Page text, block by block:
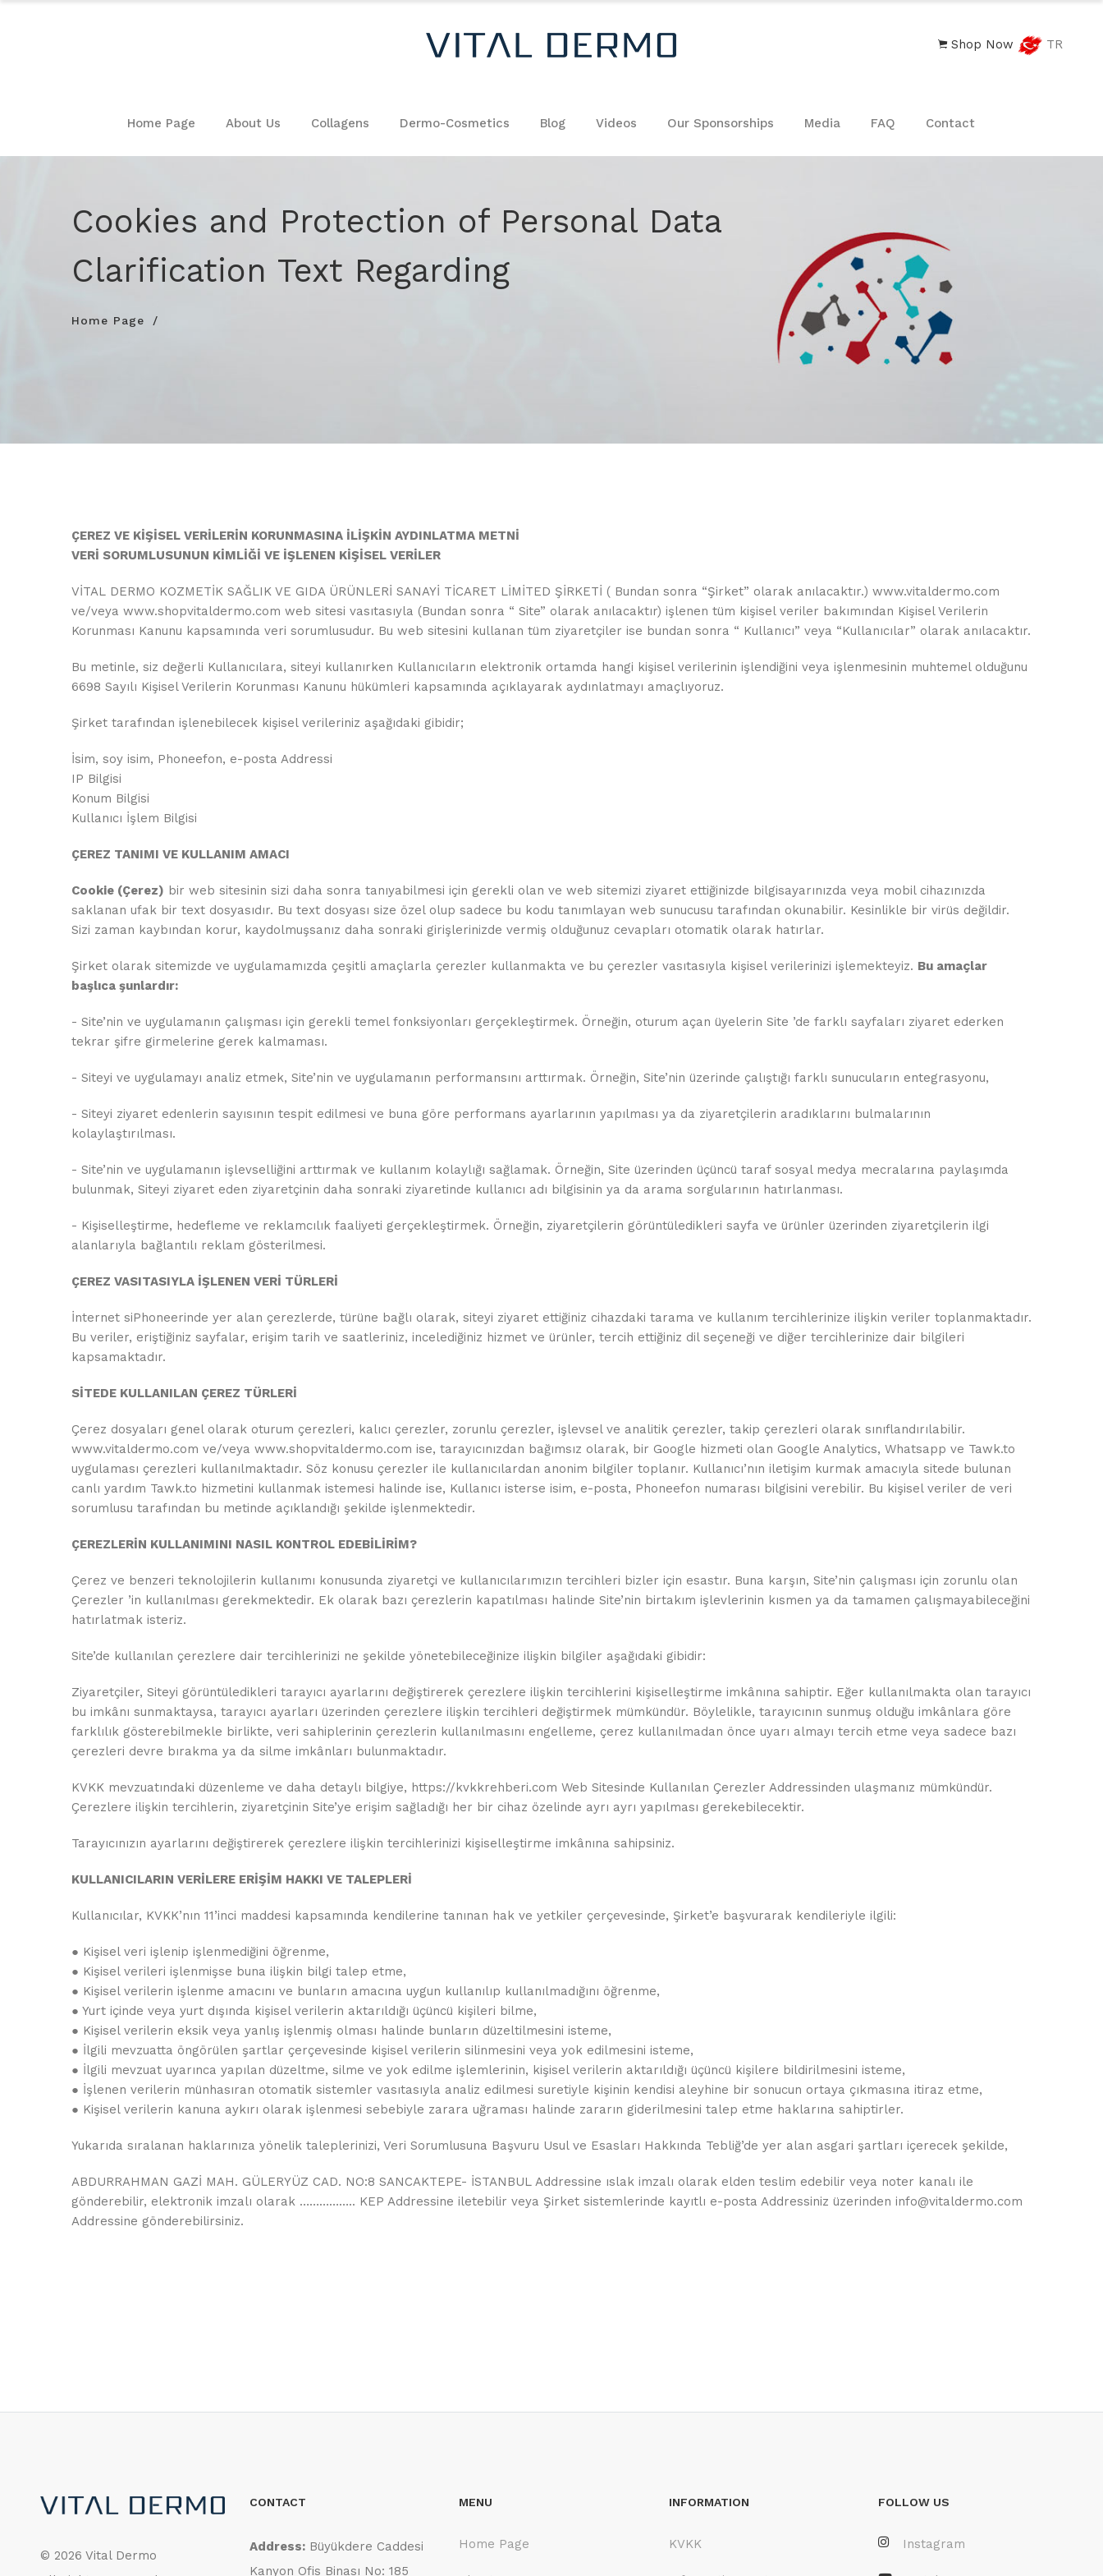
Shop Now TR
Home Page About Us Collagens Dermo-Cosmetics Blog Videos Our Sponsorships Media FAQ Contact
Cookies and Protection of Personal Data
Clarification Text Regarding
Home Page
ÇEREZ VE KİŞİSEL VERİLERİN KORUNMASINA İLİŞKİN AYDINLATMA METNİ
VERİ SORUMLUSUNUN KİMLİĞİ VE İŞLENEN KİŞİSEL VERİLER
VİTAL DERMO KOZMETİK SAĞLIK VE GIDA ÜRÜNLERİ SANAYİ TİCARET LİMİTED ŞİRKETİ ( Bundan sonra “Şirket” olarak anılacaktır.) www.vitaldermo.com
ve/veya www.shopvitaldermo.com web sitesi vasıtasıyla (Bundan sonra “ Site” olarak anılacaktır) işlenen tüm kişisel veriler bakımından Kişisel Verilerin
Korunması Kanunu kapsamında veri sorumlusudur. Bu web sitesini kullanan tüm ziyaretçiler ise bundan sonra “ Kullanıcı” veya “Kullanıcılar” olarak anılacaktır.
Bu metinle, siz değerli Kullanıcılara, siteyi kullanırken Kullanıcıların elektronik ortamda hangi kişisel verilerinin işlendiğini veya işlenmesinin muhtemel olduğunu
6698 Sayılı Kişisel Verilerin Korunması Kanunu hükümleri kapsamında açıklayarak aydınlatmayı amaçlıyoruz.
Şirket tarafından işlenebilecek kişisel verileriniz aşağıdaki gibidir;
İsim, soy isim, Phoneefon, e-posta Addressi
IP Bilgisi
Konum Bilgisi
Kullanıcı İşlem Bilgisi
ÇEREZ TANIMI VE KULLANIM AMACI
Cookie (Çerez) bir web sitesinin sizi daha sonra tanıyabilmesi için gerekli olan ve web sitemizi ziyaret ettiğinizde bilgisayarınızda veya mobil cihazınızda
saklanan ufak bir text dosyasıdır. Bu text dosyası size özel olup sadece bu kodu tanımlayan web sunucusu tarafından okunabilir. Kesinlikle bir virüs değildir.
Sizi zaman kaybından korur, kaydolmuşsanız daha sonraki girişlerinizde vermiş olduğunuz cevapları otomatik olarak hatırlar.
Şirket olarak sitemizde ve uygulamamızda çeşitli amaçlarla çerezler kullanmakta ve bu çerezler vasıtasıyla kişisel verilerinizi işlemekteyiz. Bu amaçlar
başlıca şunlardır:
- Site’nin ve uygulamanın çalışması için gerekli temel fonksiyonları gerçekleştirmek. Örneğin, oturum açan üyelerin Site ’de farklı sayfaları ziyaret ederken
tekrar şifre girmelerine gerek kalmaması.
- Siteyi ve uygulamayı analiz etmek, Site’nin ve uygulamanın performansını arttırmak. Örneğin, Site’nin üzerinde çalıştığı farklı sunucuların entegrasyonu,
- Siteyi ziyaret edenlerin sayısının tespit edilmesi ve buna göre performans ayarlarının yapılması ya da ziyaretçilerin aradıklarını bulmalarının
kolaylaştırılması.
- Site’nin ve uygulamanın işlevselliğini arttırmak ve kullanım kolaylığı sağlamak. Örneğin, Site üzerinden üçüncü taraf sosyal medya mecralarına paylaşımda
bulunmak, Siteyi ziyaret eden ziyaretçinin daha sonraki ziyaretinde kullanıcı adı bilgisinin ya da arama sorgularının hatırlanması.
- Kişiselleştirme, hedefleme ve reklamcılık faaliyeti gerçekleştirmek. Örneğin, ziyaretçilerin görüntüledikleri sayfa ve ürünler üzerinden ziyaretçilerin ilgi
alanlarıyla bağlantılı reklam gösterilmesi.
ÇEREZ VASITASIYLA İŞLENEN VERİ TÜRLERİ
İnternet siPhoneerinde yer alan çerezlerde, türüne bağlı olarak, siteyi ziyaret ettiğiniz cihazdaki tarama ve kullanım tercihlerinize ilişkin veriler toplanmaktadır.
Bu veriler, eriştiğiniz sayfalar, erişim tarih ve saatleriniz, incelediğiniz hizmet ve ürünler, tercih ettiğiniz dil seçeneği ve diğer tercihlerinize dair bilgileri
kapsamaktadır.
SİTEDE KULLANILAN ÇEREZ TÜRLERİ
Çerez dosyaları genel olarak oturum çerezleri, kalıcı çerezler, zorunlu çerezler, işlevsel ve analitik çerezler, takip çerezleri olarak sınıflandırılabilir.
www.vitaldermo.com ve/veya www.shopvitaldermo.com ise, tarayıcınızdan bağımsız olarak, bir Google hizmeti olan Google Analytics, Whatsapp ve Tawk.to
uygulaması çerezleri kullanılmaktadır. Söz konusu çerezler ile kullanıcılardan anonim bilgiler toplanır. Kullanıcı’nın iletişim kurmak amacıyla sitede bulunan
canlı yardım Tawk.to hizmetini kullanmak istemesi halinde ise, Kullanıcı isterse isim, e-posta, Phoneefon numarası bilgisini verebilir. Bu kişisel veriler de veri
sorumlusu tarafından bu metinde açıklandığı şekilde işlenmektedir.
ÇEREZLERİN KULLANIMINI NASIL KONTROL EDEBİLİRİM?
Çerez ve benzeri teknolojilerin kullanımı konusunda ziyaretçi ve kullanıcılarımızın tercihleri bizler için esastır. Buna karşın, Site’nin çalışması için zorunlu olan
Çerezler ’in kullanılması gerekmektedir. Ek olarak bazı çerezlerin kapatılması halinde Site’nin birtakım işlevlerinin kısmen ya da tamamen çalışmayabileceğini
hatırlatmak isteriz.
Site’de kullanılan çerezlere dair tercihlerinizi ne şekilde yönetebileceğinize ilişkin bilgiler aşağıdaki gibidir:
Ziyaretçiler, Siteyi görüntüledikleri tarayıcı ayarlarını değiştirerek çerezlere ilişkin tercihlerini kişiselleştirme imkânına sahiptir. Eğer kullanılmakta olan tarayıcı
bu imkânı sunmaktaysa, tarayıcı ayarları üzerinden çerezlere ilişkin tercihleri değiştirmek mümkündür. Böylelikle, tarayıcının sunmuş olduğu imkânlara göre
farklılık gösterebilmekle birlikte, veri sahiplerinin çerezlerin kullanılmasını engelleme, çerez kullanılmadan önce uyarı almayı tercih etme veya sadece bazı
çerezleri devre bırakma ya da silme imkânları bulunmaktadır.
KVKK mevzuatındaki düzenleme ve daha detaylı bilgiye, https://kvkkrehberi.com Web Sitesinde Kullanılan Çerezler Addressinden ulaşmanız mümkündür.
Çerezlere ilişkin tercihlerin, ziyaretçinin Site’ye erişim sağladığı her bir cihaz özelinde ayrı ayrı yapılması gerekebilecektir.
Tarayıcınızın ayarlarını değiştirerek çerezlere ilişkin tercihlerinizi kişiselleştirme imkânına sahipsiniz.
KULLANICILARIN VERİLERE ERİŞİM HAKKI VE TALEPLERİ
Kullanıcılar, KVKK’nın 11’inci maddesi kapsamında kendilerine tanınan hak ve yetkiler çerçevesinde, Şirket’e başvurarak kendileriyle ilgili:
● Kişisel veri işlenip işlenmediğini öğrenme,
● Kişisel verileri işlenmişse buna ilişkin bilgi talep etme,
● Kişisel verilerin işlenme amacını ve bunların amacına uygun kullanılıp kullanılmadığını öğrenme,
● Yurt içinde veya yurt dışında kişisel verilerin aktarıldığı üçüncü kişileri bilme,
● Kişisel verilerin eksik veya yanlış işlenmiş olması halinde bunların düzeltilmesini isteme,
● İlgili mevzuatta öngörülen şartlar çerçevesinde kişisel verilerin silinmesini veya yok edilmesini isteme,
● İlgili mevzuat uyarınca yapılan düzeltme, silme ve yok edilme işlemlerinin, kişisel verilerin aktarıldığı üçüncü kişilere bildirilmesini isteme,
● İşlenen verilerin münhasıran otomatik sistemler vasıtasıyla analiz edilmesi suretiyle kişinin kendisi aleyhine bir sonucun ortaya çıkmasına itiraz etme,
● Kişisel verilerin kanuna aykırı olarak işlenmesi sebebiyle zarara uğraması halinde zararın giderilmesini talep etme haklarına sahiptirler.
Yukarıda sıralanan haklarınıza yönelik taleplerinizi, Veri Sorumlusuna Başvuru Usul ve Esasları Hakkında Tebliğ’de yer alan asgari şartları içerecek şekilde,
ABDURRAHMAN GAZİ MAH. GÜLERYÜZ CAD. NO:8 SANCAKTEPE- İSTANBUL Addressine ıslak imzalı olarak elden teslim edebilir veya noter kanalı ile
gönderebilir, elektronik imzalı olarak …………….. KEP Addressine iletebilir veya Şirket sistemlerinde kayıtlı e-posta Addressiniz üzerinden info@vitaldermo.com
Addressine gönderebilirsiniz.
© 2026 Vital Dermo
CONTACT
Address:Büyükdere Caddesi
Kanyon Ofis Binası No: 185
MENU
Home Page
INFORMATION
KVKK
FOLLOW US
Instagram